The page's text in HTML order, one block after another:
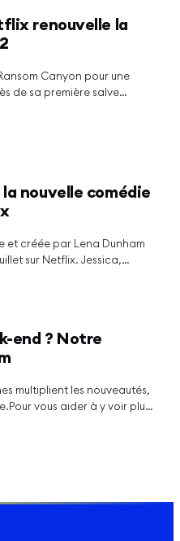
renouvelle la
Canyon pour une
de sa première salve
photos du
dans la
nouvelle comédie
et créée par Lena Dunham
sur Netflix. Jessica,
end ? Notre
multiplient les nouveautés,
vous aider à y voir plus